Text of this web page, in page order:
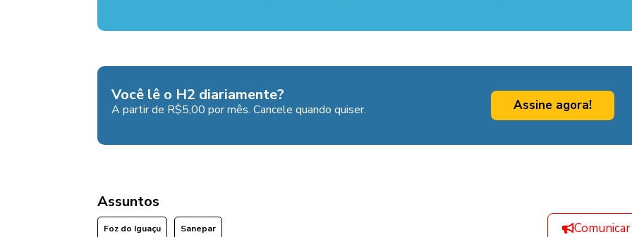
Você lê o H2 diariamente?
A partir de R$5,00 por mês. Cancele quando quiser. Assine agora!
Assuntos
Foz do Iguaçu Sanepar